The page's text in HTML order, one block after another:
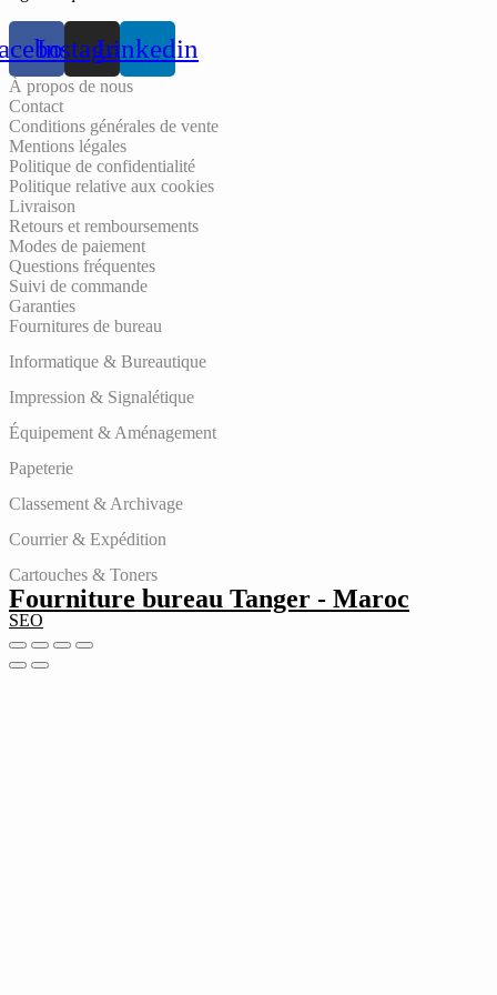
InstagramLinkedin
À propos de nous
Contact
Conditions générales de vente
Mentions légales
Politique de confidentialité
Politique relative aux cookies
Livraison
Retours et remboursements
Modes de paiement
Questions fréquentes
Suivi de commande
Garanties
Fournitures de bureau
Informatique & Bureautique
Impression & Signalétique
Équipement & Aménagement
Papeterie
Classement & Archivage
Courrier & Expédition
Cartouches & Toners
Fourniture bureau Tanger - Maroc
SEO